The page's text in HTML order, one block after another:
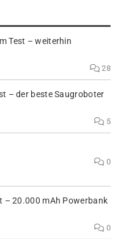
Test – weiterhin
28
– der beste Saugroboter
5
0
– 20.000 mAh Powerbank
0